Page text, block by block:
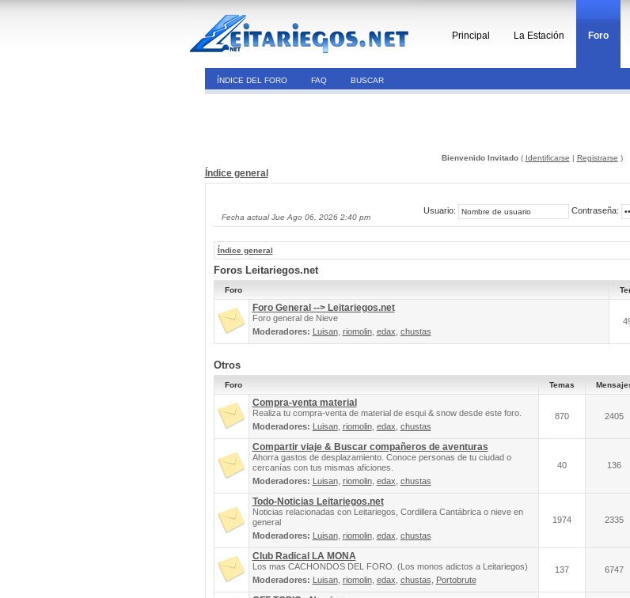
Principal La Estación Foro
ÍNDICE DEL FORO FAQ BUSCAR
Bienvenido Invitado( Identificarse | Registrarse )
Índice general
Fecha actual Jue Ago 06, 2026 2:40 pm
Usuario: Contraseña:
Índice general
Foros Leitariegos.net
Foro
Foro General --> Leitariegos.net
Foro general de Nieve
Moderadores: Luisan, riomolin, edax chustas
Otros
Foro Temas
Compra-venta material
Realiza tu compra-venta de material de esqui & snow desde este foro.
Moderadores: Luisan, riomolin, edax chustas
870 2405
Compartir viaje & Buscar compañeros de aventuras
Ahorra gastos de desplazamiento. Conoce personas de tu ciudad o
cercanías con tus mismas aficiones.
Moderadores: Luisan, riomolin, edax chustas
40 136
Todo-Noticias Leitariegos.net
Noticias relacionadas con Leitariegos, Cordillera Cantábrica o nieve en
general
Moderadores: Luisan, riomolin, edax chustas
1974 2335
Club Radical LA MONA
Los mas CACHONDOS DEL FORO. (Los monos adictos a Leitariegos)
Moderadores: Luisan, riomolin, edax chustas Portobrute
137 6747